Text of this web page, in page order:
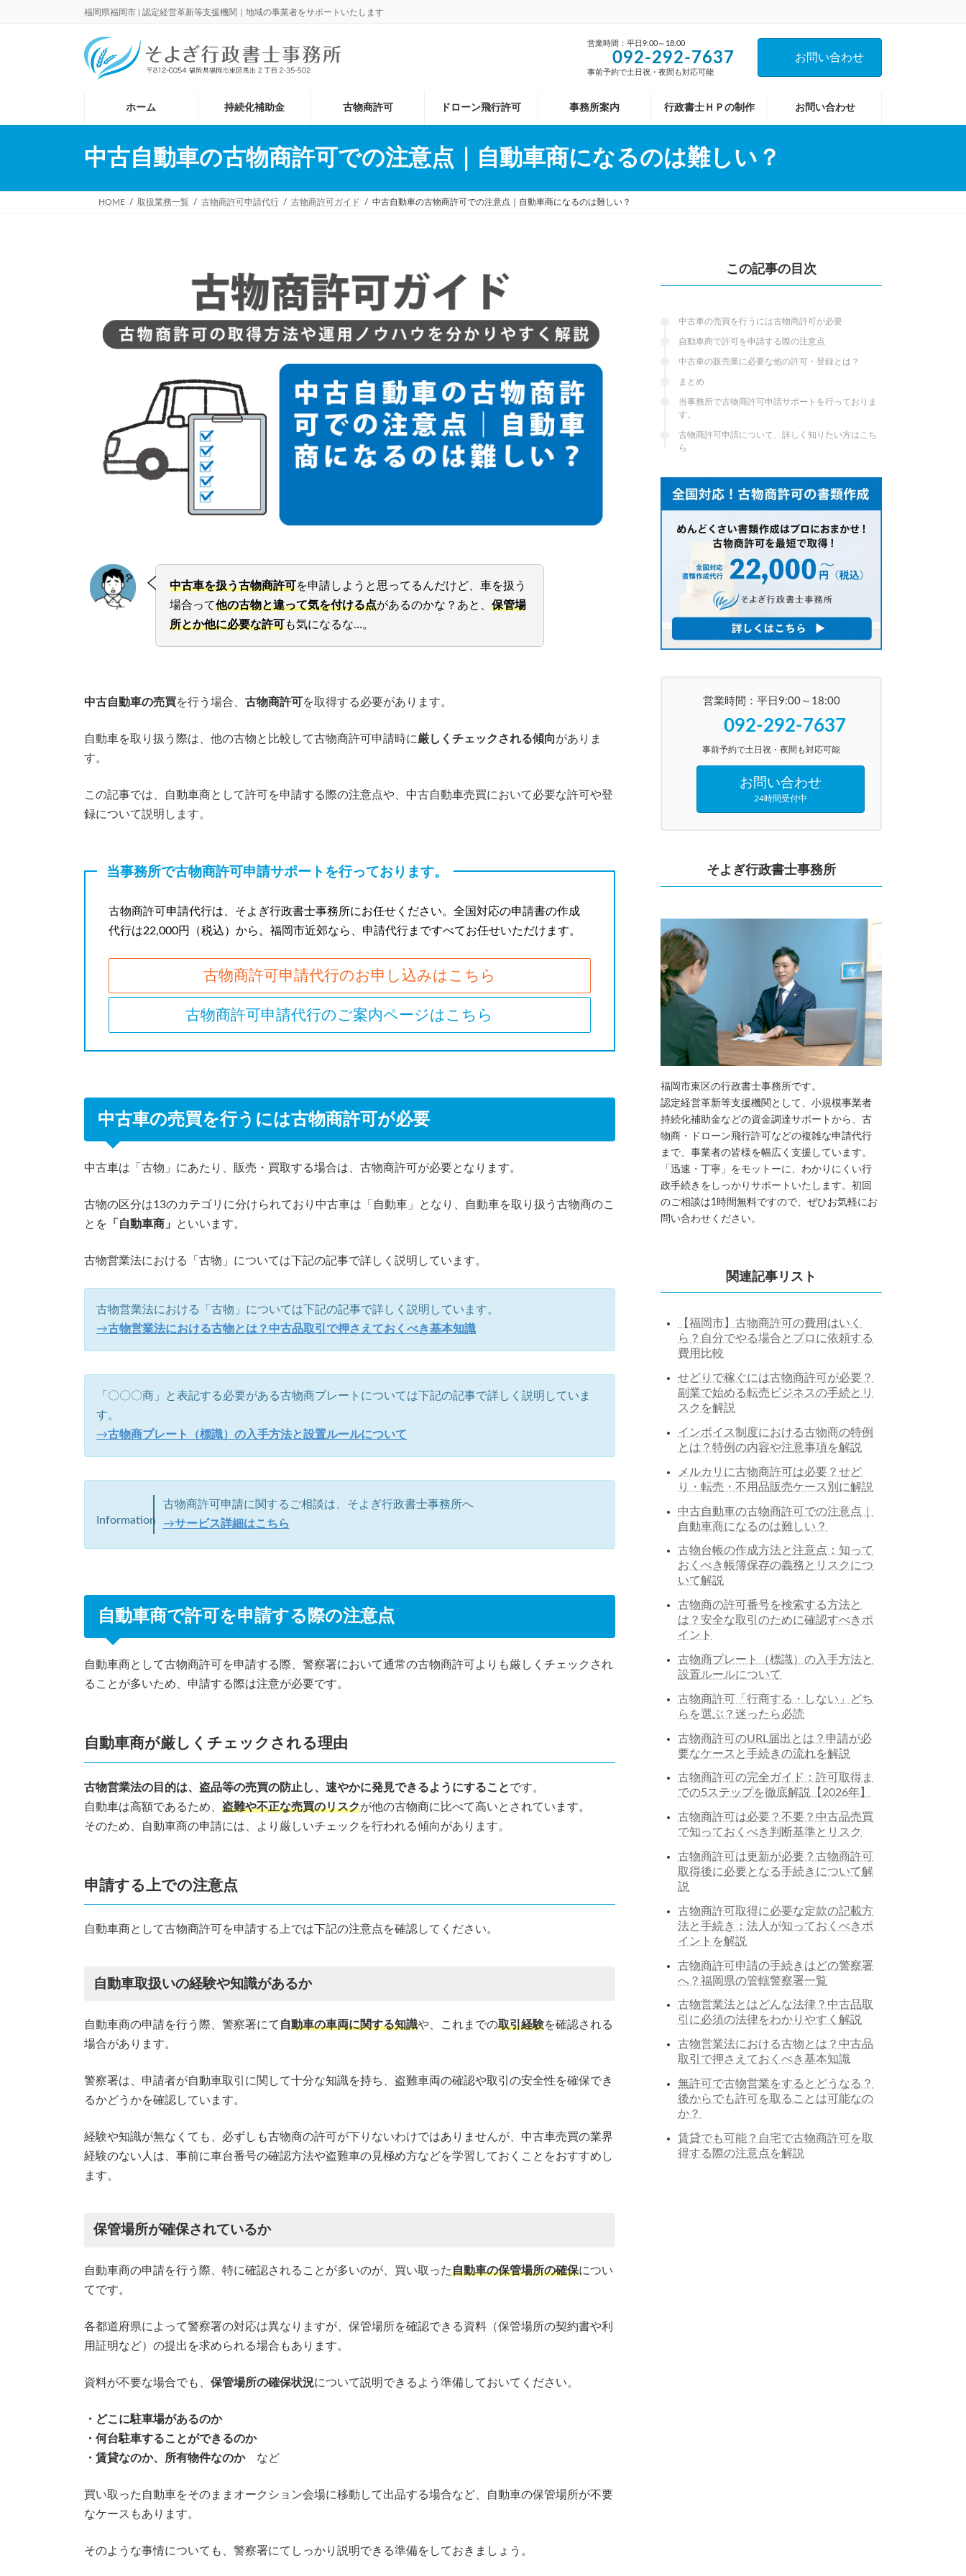
ッ
移
福岡県福岡市 | 認定経営革新等支援機関｜地域の事業者をサポートいたします
営業時間：平日9:00～18:00
092-292-7637
事前予約で土日祝・夜間も対応可能
お問い合わせ
ホーム 持続化補助金 古物商許可 ドローン飛行許可 事務所案内 行政書士ＨＰの制作 お問い合わせ
中古自動車の古物商許可での注意点｜自動車商になるのは難しい？
HOME 取扱業務一覧 古物商許可申請代行 古物商許可ガイド 中古自動車の古物商許可での注意点｜自動車商になるのは難しい？
中古車を扱う古物商許可を申請しようと思ってるんだけど、車を扱う
場合って他の古物と違って気を付ける点があるのかな？あと、保管場
所とか他に必要な許可も気になるな…。
中古自動車の売買を行う場合、 古物商許可を取得する必要があります。
自動車を取り扱う際は、他の古物と比較して古物商許可申請時に厳しくチェックされる傾向がありま
す。
この記事では、自動車商として許可を申請する際の注意点や、中古自動車売買において必要な許可や登
録について説明します。
当事務所で古物商許可申請サポートを行っております。
古物商許可申請代行は、そよぎ行政書士事務所にお任せください。全国対応の申請書の作成
代行は22,000円（税込）から。福岡市近郊なら、申請代行まですべてお任せいただけます。
古物商許可申請代行のお申し込みはこちら
古物商許可申請代行のご案内ページはこちら
中古車の売買を行うには古物商許可が必要
中古車は「古物」にあたり、販売・買取する場合は、古物商許可が必要となります。
古物の区分は13のカテゴリに分けられており中古車は「自動車」となり、自動車を取り扱う古物商のこ
とを 「自動車商」 といいます。
古物営業法における「古物」については下記の記事で詳しく説明しています。
古物営業法における「古物」については下記の記事で詳しく説明しています。
→古物営業法における古物とは？中古品取引で押さえておくべき基本知識
「〇〇〇商」と表記する必要がある古物商プレートについては下記の記事で詳しく説明していま
す。
→古物商プレート（標識）の入手方法と設置ルールについて
Information
古物商許可申請に関するご相談は、そよぎ行政書士事務所へ
→サービス詳細はこちら
自動車商で許可を申請する際の注意点
自動車商として古物商許可を申請する際、警察署において通常の古物商許可よりも厳しくチェックされ
ることが多いため、申請する際は注意が必要です。
自動車商が厳しくチェックされる理由
古物営業法の目的は、盗品等の売買の防止し、速やかに発見できるようにすることです。
自動車は高額であるため、 盗難や不正な売買のリスクが他の古物商に比べて高いとされています。
そのため、自動車商の申請には、より厳しいチェックを行われる傾向があります。
申請する上での注意点
自動車商として古物商許可を申請する上では下記の注意点を確認してください。
自動車取扱いの経験や知識があるか
自動車商の申請を行う際、警察署にて 自動車の車両に関する知識や、これまでの取引経験を確認される
場合があります。
警察署は、申請者が自動車取引に関して十分な知識を持ち、盗難車両の確認や取引の安全性を確保でき
るかどうかを確認しています。
経験や知識が無なくても、必ずしも古物商の許可が下りないわけではありませんが、中古車売買の業界
経験のない人は、事前に車台番号の確認方法や盗難車の見極め方などを学習しておくことをおすすめし
ます。
保管場所が確保されているか
自動車商の申請を行う際、特に確認されることが多いのが、買い取った自動車の保管場所の確保につい
てです。
各都道府県によって警察署の対応は異なりますが、保管場所を確認できる資料（保管場所の契約書や利
用証明など）の提出を求められる場合もあります。
資料が不要な場合でも、 保管場所の確保状況について説明できるよう準備しておいてください。
・どこに駐車場があるのか
・何台駐車することができるのか
・賃貸なのか、所有物件なのかなど
買い取った自動車をそのままオークション会場に移動して出品する場合など、自動車の保管場所が不要
なケースもあります。
そのような事情についても、警察署にてしっかり説明できる準備をしておきましょう。
この記事の目次
中古車の売買を行うには古物商許可が必要
自動車商で許可を申請する際の注意点
中古車の販売業に必要な他の許可・登録とは？
まとめ
当事務所で古物商許可申請サポートを行っておりま
す。
古物商許可申請について、詳しく知りたい方はこち
ら
営業時間：平日9:00～18:00
092-292-7637
事前予約で土日祝・夜間も対応可能
お問い合わせ
24時間受付中
そよぎ行政書士事務所
福岡市東区の行政書士事務所です。
認定経営革新等支援機関として、小規模事業者
持続化補助金などの資金調達サポートから、古
物商・ドローン飛行許可などの複雑な申請代行
まで、事業者の皆様を幅広く支援しています。
「迅速・丁寧」をモットーに、わかりにくい行
政手続きをしっかりサポートいたします。初回
のご相談は1時間無料ですので、ぜひお気軽にお
問い合わせください。
関連記事リスト
【福岡市】古物商許可の費用はいく
ら？自分でやる場合とプロに依頼する
費用比較
せどりで稼ぐには古物商許可が必要？
副業で始める転売ビジネスの手続とリ
スクを解説
インボイス制度における古物商の特例
とは？特例の内容や注意事項を解説
メルカリに古物商許可は必要？せど
り・転売・不用品販売ケース別に解説
中古自動車の古物商許可での注意点｜
自動車商になるのは難しい？
古物台帳の作成方法と注意点：知って
おくべき帳簿保存の義務とリスクにつ
いて解説
古物商の許可番号を検索する方法と
は？安全な取引のために確認すべきポ
イント
古物商プレート（標識）の入手方法と
設置ルールについて
古物商許可「行商する・しない」どち
らを選ぶ？迷ったら必読
古物商許可のURL届出とは？申請が必
要なケースと手続きの流れを解説
古物商許可の完全ガイド：許可取得ま
での5ステップを徹底解説【2026年】
古物商許可は必要？不要？中古品売買
で知っておくべき判断基準とリスク
古物商許可は更新が必要？古物商許可
取得後に必要となる手続きについて解
説
古物商許可取得に必要な定款の記載方
法と手続き：法人が知っておくべきポ
イントを解説
古物商許可申請の手続きはどの警察署
へ？福岡県の管轄警察署一覧
古物営業法とはどんな法律？中古品取
引に必須の法律をわかりやすく解説
古物営業法における古物とは？中古品
取引で押さえておくべき基本知識
無許可で古物営業をするとどうなる？
後からでも許可を取ることは可能なの
か？
賃貸でも可能？自宅で古物商許可を取
得する際の注意点を解説